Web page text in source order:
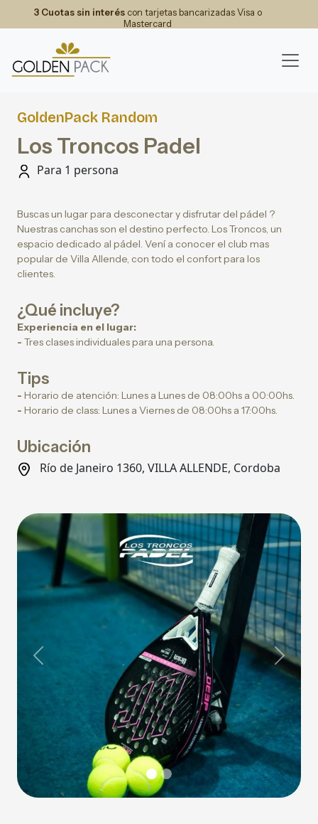
3 Cuotas sin interéscon tarjetas bancarizadas Visa o
Mastercard
GoldenPack Random
Los Troncos Padel
Para 1 persona
Buscas un lugar para desconectar y disfrutar del pádel ?
Nuestras canchas son el destino perfecto. Los Troncos, un
espacio dedicado al pádel. Vení a conocer el club mas
popular de Villa Allende, con todo el confort para los
clientes.
¿Qué incluye?
Experiencia en el lugar:
- Tres clases individuales para una persona.
Tips
- Horario de atención: Lunes a Lunes de 08:00hs a 00:00hs.
- Horario de class: Lunes a Viernes de 08:00hs a 17:00hs.
Ubicación
Río de Janeiro 1360, VILLA ALLENDE, Cordoba
Previous Next